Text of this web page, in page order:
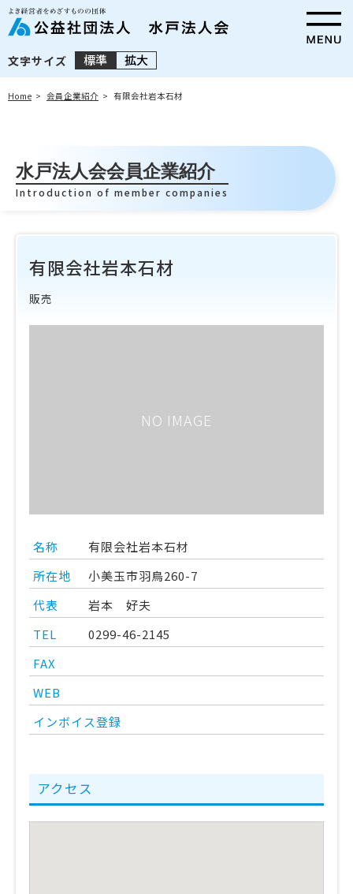
文字サイズ 標準 拡大
Home 会員企業紹介 有限会社岩本石材
水戸法人会会員企業紹介
Introduction of member companies
有限会社岩本石材
販売
NO IMAGE
名称
有限会社岩本石材
所在地
小美玉市羽鳥260-7
代表
岩本 好夫
TEL
0299-46-2145
FAX
WEB
インボイス登録
アクセス